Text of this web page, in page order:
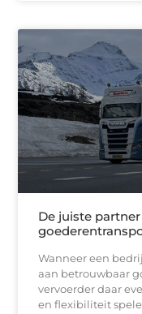
De juiste
Wanneer een
aan betrouwbaar
vervoerder daar
en flexibiliteit